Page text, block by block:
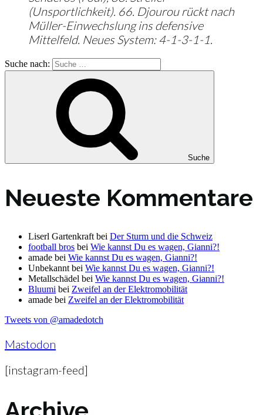
(Unsportlichkeit). 66. Djourou rückt nach
Müller-Einwechslung ins defensive
Mittelfeld. Neues System: 4-1-3-1-1.
Suche nach:
Suche
Neueste Kommentare
Liserl Gartenkraft bei Der Sturm und die Schweiz
football bros bei Wie kannst Du es wagen, Gianni?!
amade bei Wie kannst Du es wagen, Gianni?!
Unbekannt bei Wie kannst Du es wagen, Gianni?!
Metallschädel bei Wie kannst Du es wagen, Gianni?!
Bluumi bei Zweifel an der Elektromobilität
amade bei Zweifel an der Elektromobilität
Tweets von @amadedotch
Mastodon
[instagram-feed]